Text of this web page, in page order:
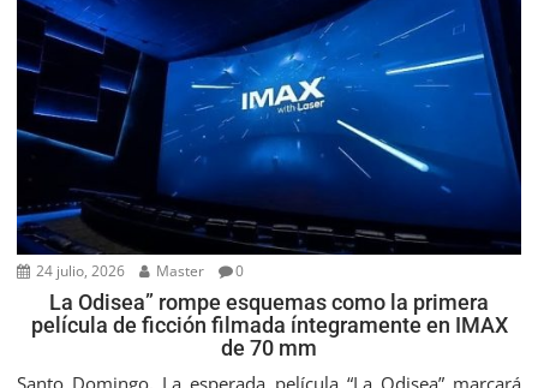
24 julio, 2026 Master 0
La Odisea” rompe esquemas como la primera
película de ficción filmada íntegramente en IMAX
de 70 mm
Santo Domingo. La esperada película “La Odisea” marcará